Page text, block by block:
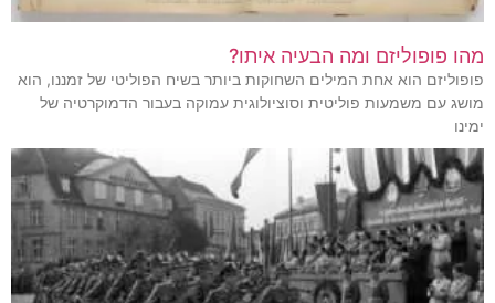
מהו פופוליזם ומה הבעיה איתו?
פופוליזם הוא אחת המילים השחוקות ביותר בשיח הפוליטי של זמננו, הוא
מושג עם משמעות פוליטית וסוציולוגית עמוקה בעבור הדמוקרטיה של
ימינו